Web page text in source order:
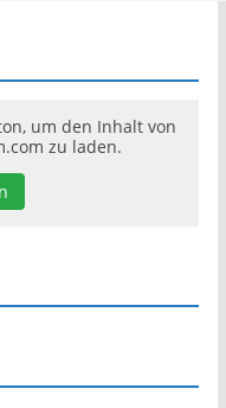
um den Inhalt von
zu laden.